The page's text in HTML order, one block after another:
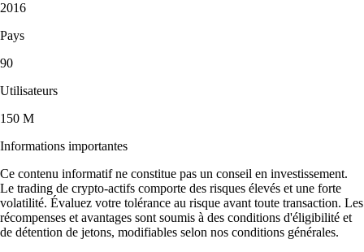
2016
Pays
90
Utilisateurs
150 M
Informations importantes
Ce contenu informatif ne constitue pas un conseil en investissement.
Le trading de crypto-actifs comporte des risques élevés et une forte
volatilité. Évaluez votre tolérance au risque avant toute transaction. Les
récompenses et avantages sont soumis à des conditions d'éligibilité et
de détention de jetons, modifiables selon nos conditions générales.